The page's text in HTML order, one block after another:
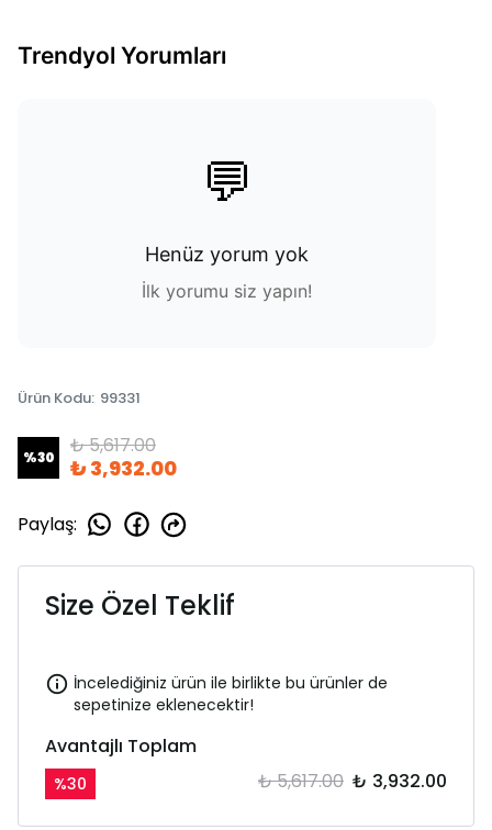
Trendyol Yorumları
💬
Henüz yorum yok
İlk yorumu siz yapın!
Ürün Kodu: 99331
%30 ₺ 5,617.00
₺ 3,932.00
Paylaş:
Size Özel Teklif
İncelediğiniz ürün ile birlikte bu ürünler de
sepetinize eklenecektir!
Avantajlı Toplam
%30 ₺ 5,617.00 ₺ 3,932.00